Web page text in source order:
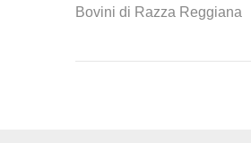
Bovini di Razza Reggiana